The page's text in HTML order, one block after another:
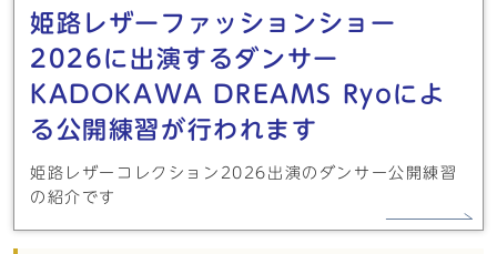
姫路レザーファッションショー
2026に出演するダンサー
KADOKAWA DREAMS Ryoによ
る公開練習が行われます
姫路レザーコレクション2026出演のダンサー公開練習
の紹介です